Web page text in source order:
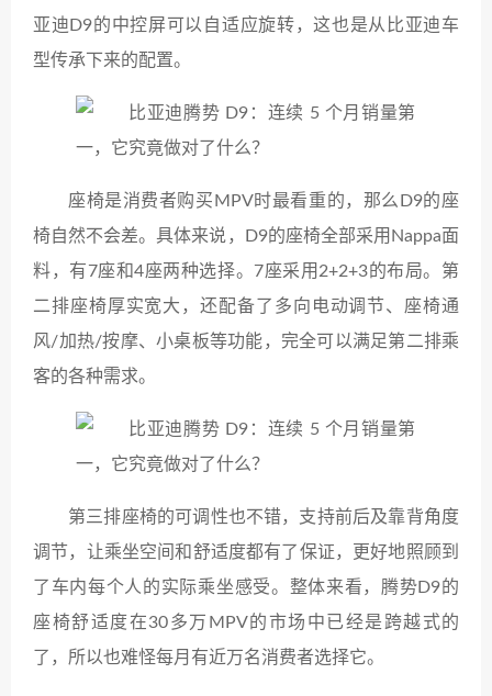
亚迪D9的中控屏可以自适应旋转，这也是从比亚迪车
型传承下来的配置。
座椅是消费者购买MPV时最看重的，那么D9的座
椅自然不会差。具体来说，D9的座椅全部采用Nappa面
料，有7座和4座两种选择。7座采用2+2+3的布局。第
二排座椅厚实宽大，还配备了多向电动调节、座椅通
风/加热/按摩、小桌板等功能，完全可以满足第二排乘
客的各种需求。
第三排座椅的可调性也不错，支持前后及靠背角度
调节，让乘坐空间和舒适度都有了保证，更好地照顾到
了车内每个人的实际乘坐感受。整体来看，腾势D9的
座椅舒适度在30多万MPV的市场中已经是跨越式的
了，所以也难怪每月有近万名消费者选择它。